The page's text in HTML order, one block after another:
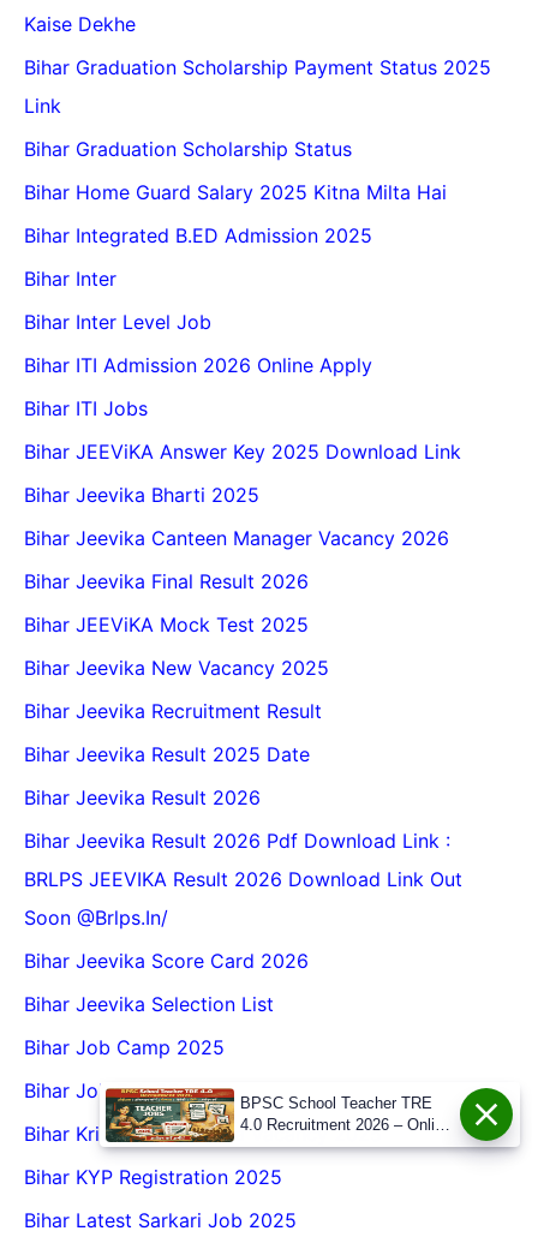
Kaise Dekhe
Bihar Graduation Scholarship Payment Status 2025
Link
Bihar Graduation Scholarship Status
Bihar Home Guard Salary 2025 Kitna Milta Hai
Bihar Integrated B.ED Admission 2025
Bihar Inter
Bihar Inter Level Job
Bihar ITI Admission 2026 Online Apply
Bihar ITI Jobs
Bihar JEEViKA Answer Key 2025 Download Link
Bihar Jeevika Bharti 2025
Bihar Jeevika Canteen Manager Vacancy 2026
Bihar Jeevika Final Result 2026
Bihar JEEViKA Mock Test 2025
Bihar Jeevika New Vacancy 2025
Bihar Jeevika Recruitment Result
Bihar Jeevika Result 2025 Date
Bihar Jeevika Result 2026
Bihar Jeevika Result 2026 Pdf Download Link :
BRLPS JEEVIKA Result 2026 Download Link Out
Soon @Brlps.in/
Bihar Jeevika Score Card 2026
Bihar Jeevika Selection List
Bihar Job Camp 2025
Bihar Job Fair 2026
Bihar Krishi Atma Yojana Vacancy 2025
Bihar KYP Registration 2025
Bihar Latest Sarkari Job 2025
BPSC School Teacher TRE
4.0 Recruitment 2026 – Online
Form, Eligibility, Vacancy,
Date, Apply Process